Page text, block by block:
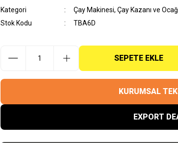
Kategori
Çay Makinesi, Çay Kazanı ve
Stok Kodu
TBA6D
SEPETE EKLE
KURUMSAL
EXPORT